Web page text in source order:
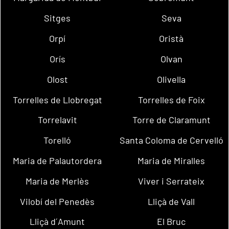
Sitges
Seva
Orpí
Oristà
Orís
Olvan
Olost
Olivella
Torrelles de Llobregat
Torrelles de Foix
Torrelavit
Torre de Claramunt
Torelló
Santa Coloma de Cervelló
Maria de Palautordera
Maria de Miralles
Maria de Merlès
Viver i Serrateix
Vilobí del Penedès
Lliçà de Vall
Lliçà d´Amunt
El Bruc